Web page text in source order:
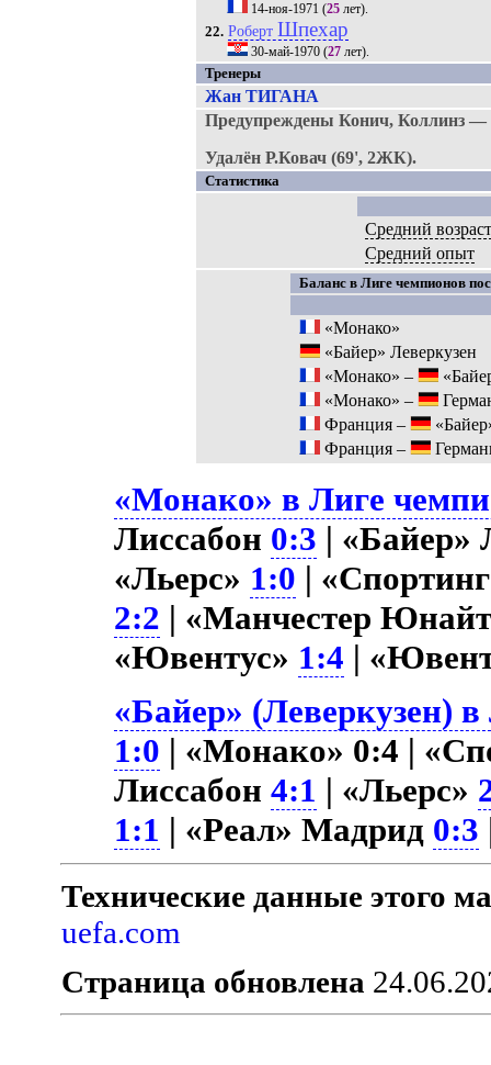
14-ноя-1971 (25лет).
22. Роберт Шпехар
30-май-1970(27лет).
Тренеры
Жан ТИГАНА
Предупреждены Конич, Коллинз
Удалён Р.Ковач (69', 2ЖК).
Статистика
Средний
Средний опыт
Баланс в Лиге чемпионов
«Монако»
«Байер» Леверкузен
«Монако» –
«Монако» –
Франция –
Франция –
«Монако» в Лиге
Лиссабон 0:3 | «Байер»
«Льерс» 1:0 |
2:2 | «Манчестер
«Ювентус» 1:4 |
«Байер» (Леверкузен)
1:0 | «Монако» 0:4 |
Лиссабон4:1 | «Льерс»
1:1 | «Реал» Мадрид 0:3
Технические данные этого
uefa.com
Страница обновлена